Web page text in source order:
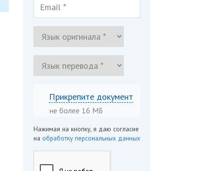
Прикрепите документ
не более 16 МБ
Нажимая на кнопку, я даю согласие
на обработку персональных данных